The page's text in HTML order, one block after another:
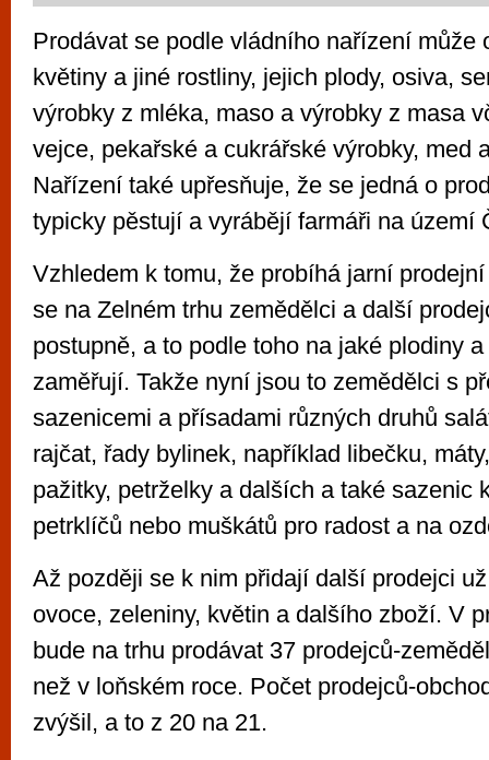
Prodávat se podle vládního nařízení může
květiny a jiné rostliny, jejich plody, osiva,
výrobky z mléka, maso a výrobky z masa
vejce, pekařské a cukrářské výrobky, med
Nařízení také upřesňuje, že se jedná o
typicky pěstují a vyrábějí farmáři na území
Vzhledem k tomu, že probíhá jarní
se na Zelném trhu zemědělci a další
postupně, a to podle toho na jaké plodiny
zaměřují. Takže nyní jsou to zemědělci s
sazenicemi a přísadami různých druhů
rajčat, řady bylinek, například libečku,
pažitky, petrželky a dalších a také sazenic
petrklíčů nebo muškátů pro radost a na
Až později se k nim přidají další prodejci
ovoce, zeleniny, květin a dalšího zboží. V
bude na trhu prodávat 37 prodejců-
než v loňském roce. Počet prodejců-
zvýšil, a to z 20 na 21.